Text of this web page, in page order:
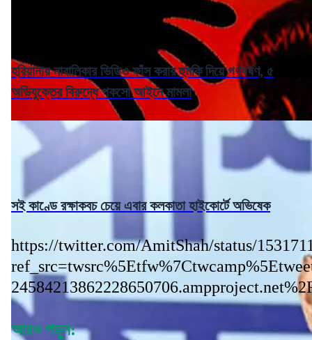
হরিয়ানায় নাবালিকার ভিডিও ফাঁস করার হুমকি দিয়ে গণধর্ষণ, ৫
অভিযুক্তের বিরুদ্ধে পকসো আইনে মামলা
সই কাণ্ডে রক্ষাকবচ চেয়ে এবার কলকাতা হাইকোর্টে অভিষেক
https://twitter.com/AmitShah/status/
আরও পড়ুন: